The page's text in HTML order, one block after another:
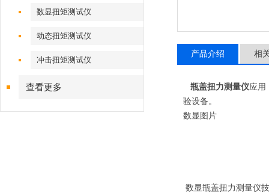
试仪
数显扭矩测试仪
动态扭矩测试仪
冲击扭矩测试仪
查看更多
产品介绍 相
瓶盖扭力测量仪应用
验设备。
数显图片
数显瓶盖扭力测量仪